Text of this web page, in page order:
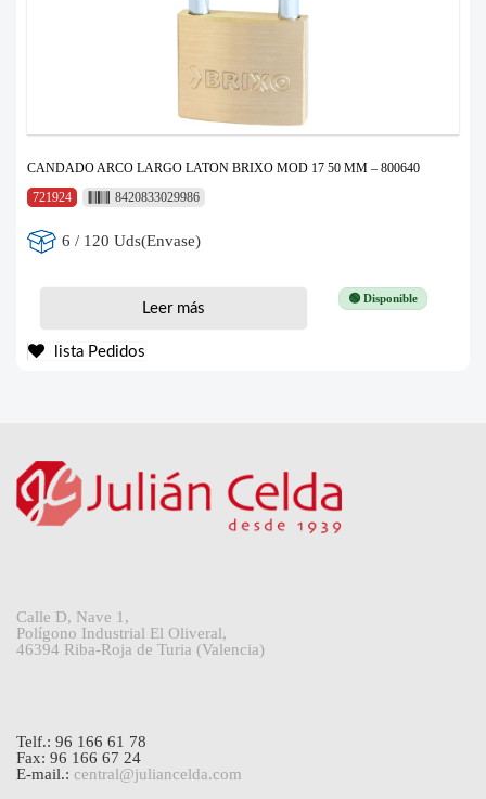
CANDADO ARCO LARGO LATON BRIXO MOD 17 50 MM – 800640
721924
8420833029986
6 / 120 Uds(Envase)
🟢 Disponible
Leer más
lista Pedidos
Calle D, Nave 1,
Polígono Industrial El Oliveral,
46394 Riba-Roja de Turia (Valencia)
Telf.: 96 166 61 78
Fax: 96 166 67 24
E-mail.: central@juliancelda.com